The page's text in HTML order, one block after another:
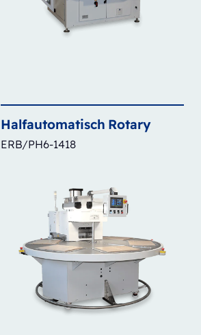
Halfautomatisch Rotary
ERB/PH6-1418